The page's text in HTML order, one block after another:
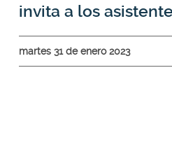
invita a los
martes 31 de enero 2023